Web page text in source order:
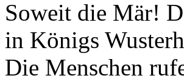
Soweit die Mär!
in Königs
Die Menschen